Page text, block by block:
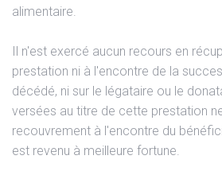
alimentaire.
Il n'est exercé aucun recours en
prestation ni à l'encontre de la
décédé, ni sur le légataire ou le
versées au titre de cette prestation
recouvrement à l'encontre du
est revenu à meilleure fortune.